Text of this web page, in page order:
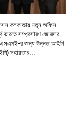
কলকাতায় নতুন অফিস
ভারতে সম্প্রসারণ জোরদার
র জন্য উন্নত আইনি
সহায়তার...